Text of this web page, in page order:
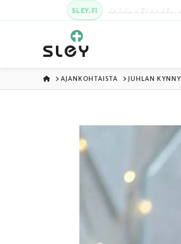
SLEY.FI KARKUN
ETUSIVU
AJANKOHTAISTA JUHLAN